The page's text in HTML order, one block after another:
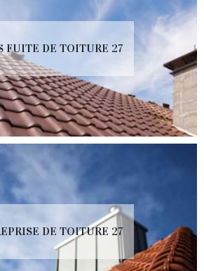
FUITE DE TOITURE 27
DE TOITURE 27